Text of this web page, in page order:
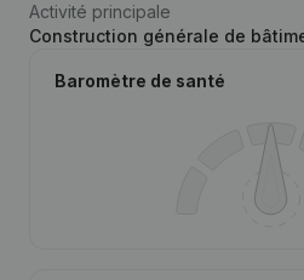
Activité principale
Construction générale de
Baromètre de santé